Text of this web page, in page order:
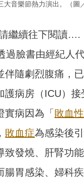
大音樂節熱力演出。（圖
繼續往下閱讀….
過臉書由經紀人
伴隨劇烈腹痛，
護病房（ICU）
實病因為「 敗血
敗血症為感染後
致發燒、肝腎功
腸胃感染、婦科